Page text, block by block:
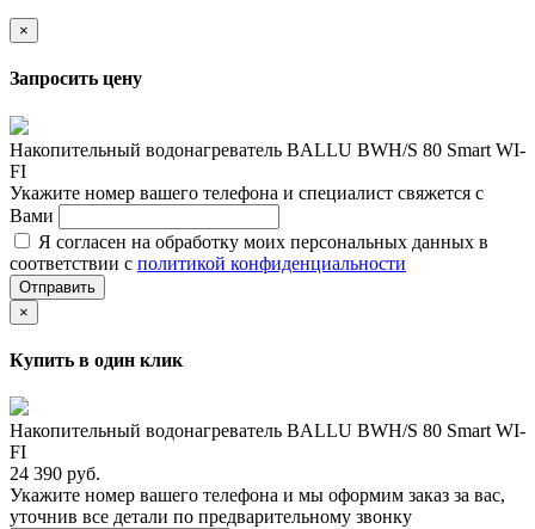
×
Запросить цену
Накопительный водонагреватель BALLU BWH/S 80 Smart WI-
FI
Укажите номер вашего телефона и специалист свяжется с
Вами
Я согласен на обработку моих персональных данных в
соответствии с политикой конфиденциальности
Отправить
×
Купить в один клик
Накопительный водонагреватель BALLU BWH/S 80 Smart WI-
FI
24 390 руб.
Укажите номер вашего телефона и мы оформим заказ за вас,
уточнив все детали по предварительному звонку